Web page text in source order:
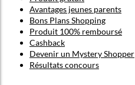
Avantages jeunes parents
Bons Plans Shopping
Produit 100% remboursé
Cashback
Devenir un Mystery Shopper
Résultats concours